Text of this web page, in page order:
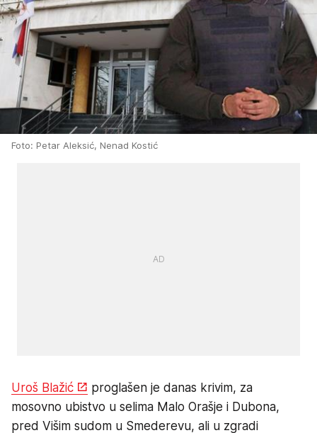
Foto: Petar Aleksić, Nenad Kostić
Uroš Blažić
proglašen je danas krivim, za
mosovno ubistvo u selima Malo Orašje i Dubona,
pred Višim sudom u Smederevu, ali u zgradi